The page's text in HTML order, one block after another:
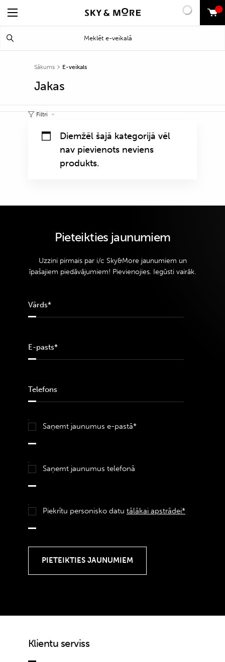
0
Sākums E-veikals
Jakas
Filtri
Diemžēl šajā kategorijā vēl
nav pievienots neviens
produkts.
Pieteikties jaunumiem
Uzzini pirmais par i/c Sky&More jaunumiem un
īpašajiem piedāvājumiem! Pievienojies. Iegūsti vairāk.
Saņemt jaunumus e-pastā*
Saņemt jaunumus telefonā
Piekrītu personisko datu tālākai apstrādei*
Klientu serviss